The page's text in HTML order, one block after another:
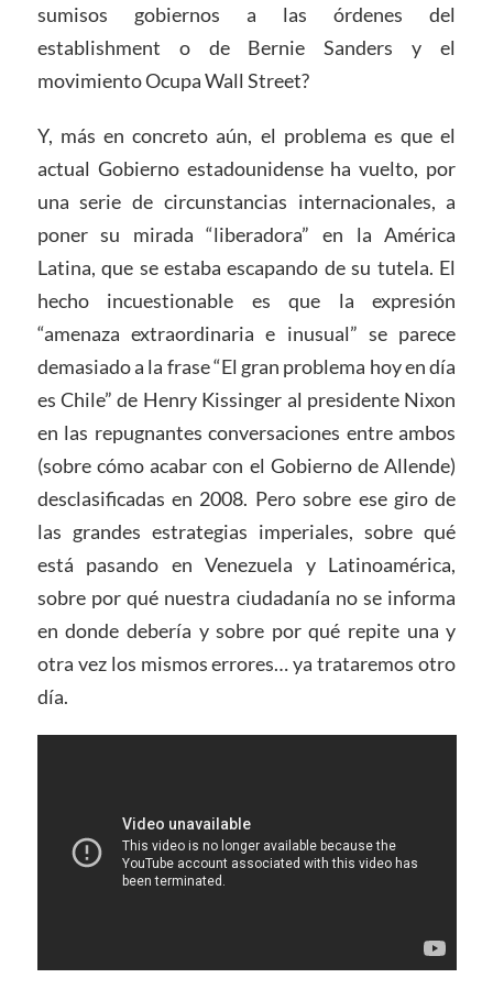
sumisos gobiernos a las órdenes del
establishment o de Bernie Sanders y el
movimiento Ocupa Wall Street?
Y, más en concreto aún, el problema es que el
actual Gobierno estadounidense ha vuelto, por
una serie de circunstancias internacionales, a
poner su mirada “liberadora” en la América
Latina, que se estaba escapando de su tutela. El
hecho incuestionable es que la expresión
“amenaza extraordinaria e inusual” se parece
demasiado a la frase “El gran problema hoy en día
es Chile” de Henry Kissinger al presidente Nixon
en las repugnantes conversaciones entre ambos
(sobre cómo acabar con el Gobierno de Allende)
desclasificadas en 2008. Pero sobre ese giro de
las grandes estrategias imperiales, sobre qué
está pasando en Venezuela y Latinoamérica,
sobre por qué nuestra ciudadanía no se informa
en donde debería y sobre por qué repite una y
otra vez los mismos errores… ya trataremos otro
día.